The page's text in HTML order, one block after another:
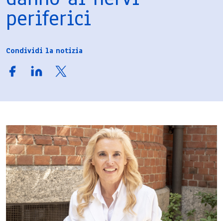
periferici
Condividi la notizia